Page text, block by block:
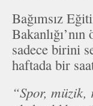
Bağımsız
sadece birini
haftada bir
“Spor,